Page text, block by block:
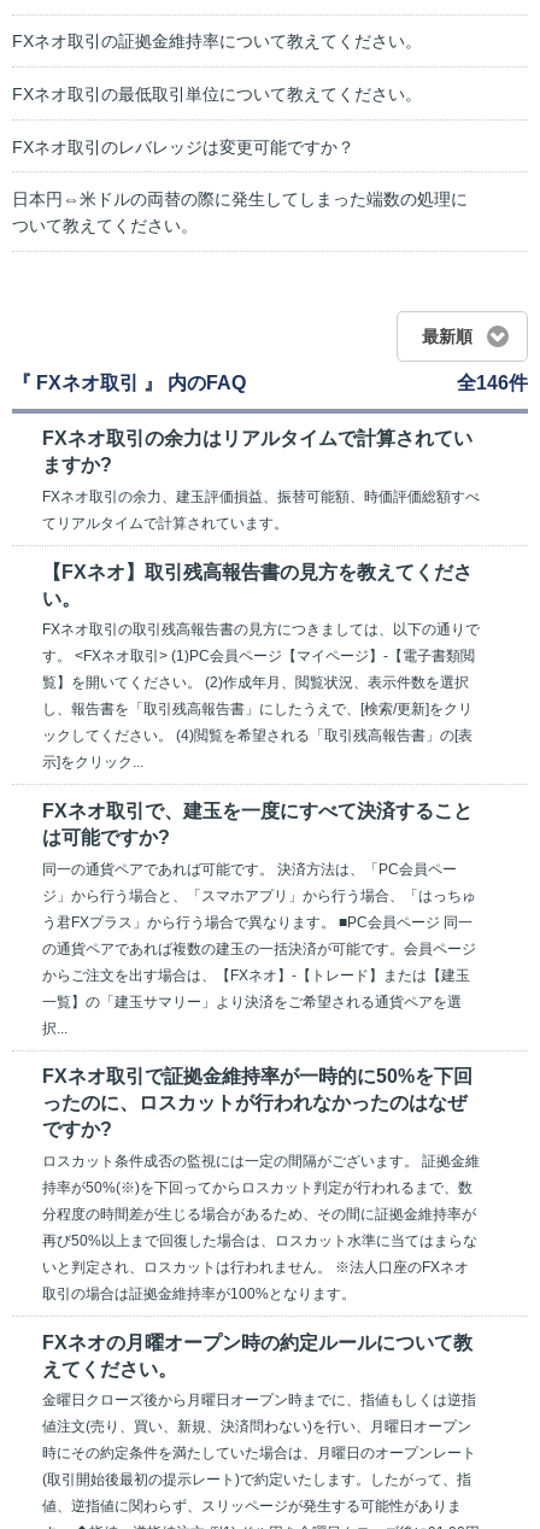
FXネオ取引の証拠金維持率について教えてください。
FXネオ取引の最低取引単位について教えてください。
FXネオ取引のレバレッジは変更可能ですか？
日本円⇔米ドルの両替の際に発生してしまった端数の処理に
ついて教えてください。
最新順
『 FXネオ取引 』 内のFAQ 全146件
FXネオ取引の余力はリアルタイムで計算されてい
ますか?
FXネオ取引の余力、建玉評価損益、振替可能額、時価評価総額すべ
てリアルタイムで計算されています。
【FXネオ】取引残高報告書の見方を教えてくださ
い。
FXネオ取引の取引残高報告書の見方につきましては、以下の通りで
す。 <FXネオ取引> (1)PC会員ページ【マイページ】-【電子書類閲
覧】を開いてください。 (2)作成年月、閲覧状況、表示件数を選択
し、報告書を「取引残高報告書」にしたうえで、[検索/更新]をクリ
ックしてください。 (4)閲覧を希望される「取引残高報告書」の[表
示]をクリック...
FXネオ取引で、建玉を一度にすべて決済すること
は可能ですか?
同一の通貨ペアであれば可能です。 決済方法は、「PC会員ペー
ジ」から行う場合と、「スマホアプリ」から行う場合、「はっちゅ
う君FXプラス」から行う場合で異なります。 ■PC会員ページ 同一
の通貨ペアであれば複数の建玉の一括決済が可能です。会員ページ
からご注文を出す場合は、【FXネオ】-【トレード】または【建玉
一覧】の「建玉サマリー」より決済をご希望される通貨ペアを選
択...
FXネオ取引で証拠金維持率が一時的に50%を下回
ったのに、ロスカットが行われなかったのはなぜ
ですか?
ロスカット条件成否の監視には一定の間隔がございます。 証拠金維
持率が50%(※)を下回ってからロスカット判定が行われるまで、数
分程度の時間差が生じる場合があるため、その間に証拠金維持率が
再び50%以上まで回復した場合は、ロスカット水準に当てはまらな
いと判定され、ロスカットは行われません。 ※法人口座のFXネオ
取引の場合は証拠金維持率が100%となります。
FXネオの月曜オープン時の約定ルールについて教
えてください。
金曜日クローズ後から月曜日オープン時までに、指値もしくは逆指
値注文(売り、買い、新規、決済問わない)を行い、月曜日オープン
時にその約定条件を満たしていた場合は、月曜日のオープンレート
(取引開始後最初の提示レート)で約定いたします。したがって、指
値、逆指値に関わらず、スリッページが発生する可能性がありま